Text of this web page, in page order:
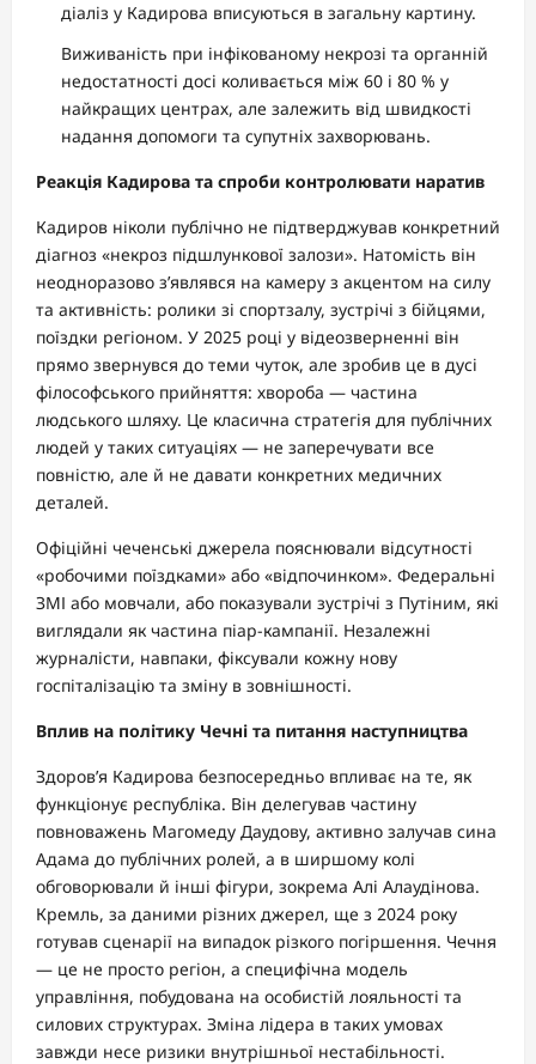
діаліз у Кадирова вписуються в загальну картину.
Виживаність при інфікованому некрозі та органній
недостатності досі коливається між 60 і 80 % у
найкращих центрах, але залежить від швидкості
надання допомоги та супутніх захворювань.
Реакція Кадирова та спроби контролювати наратив
Кадиров ніколи публічно не підтверджував конкретний
діагноз «некроз підшлункової залози». Натомість він
неодноразово з’являвся на камеру з акцентом на силу
та активність: ролики зі спортзалу, зустрічі з бійцями,
поїздки регіоном. У 2025 році у відеозверненні він
прямо звернувся до теми чуток, але зробив це в дусі
філософського прийняття: хвороба — частина
людського шляху. Це класична стратегія для публічних
людей у таких ситуаціях — не заперечувати все
повністю, але й не давати конкретних медичних
деталей.
Офіційні чеченські джерела пояснювали відсутності
«робочими поїздками» або «відпочинком». Федеральні
ЗМІ або мовчали, або показували зустрічі з Путіним, які
виглядали як частина піар-кампанії. Незалежні
журналісти, навпаки, фіксували кожну нову
госпіталізацію та зміну в зовнішності.
Вплив на політику Чечні та питання наступництва
Здоров’я Кадирова безпосередньо впливає на те, як
функціонує республіка. Він делегував частину
повноважень Магомеду Даудову, активно залучав сина
Адама до публічних ролей, а в ширшому колі
обговорювали й інші фігури, зокрема Алі Алаудінова.
Кремль, за даними різних джерел, ще з 2024 року
готував сценарії на випадок різкого погіршення. Чечня
— це не просто регіон, а специфічна модель
управління, побудована на особистій лояльності та
силових структурах. Зміна лідера в таких умовах
завжди несе ризики внутрішньої нестабільності.